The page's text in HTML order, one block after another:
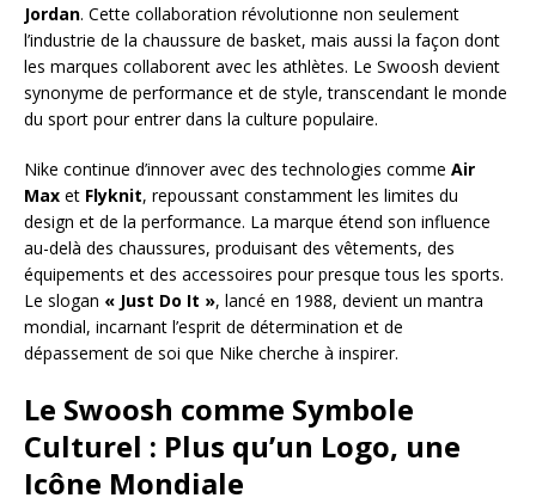
Jordan. Cette collaboration révolutionne non seulement
l’industrie de la chaussure de basket, mais aussi la façon dont
les marques collaborent avec les athlètes. Le Swoosh devient
synonyme de performance et de style, transcendant le monde
du sport pour entrer dans la culture populaire.
Nike continue d’innover avec des technologies comme Air
Max et Flyknit, repoussant constamment les limites du
design et de la performance. La marque étend son influence
au-delà des chaussures, produisant des vêtements, des
équipements et des accessoires pour presque tous les sports.
Le slogan « Just Do It », lancé en 1988, devient un mantra
mondial, incarnant l’esprit de détermination et de
dépassement de soi que Nike cherche à inspirer.
Le Swoosh comme Symbole
Culturel : Plus qu’un Logo, une
Icône Mondiale